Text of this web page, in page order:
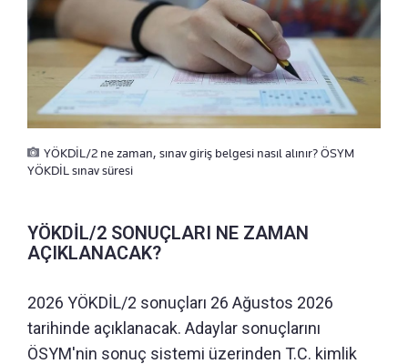
YÖKDİL/2 ne zaman, sınav giriş belgesi nasıl alınır? ÖSYM
YÖKDİL sınav süresi
YÖKDİL/2 SONUÇLARI NE ZAMAN
AÇIKLANACAK?
2026 YÖKDİL/2 sonuçları 26 Ağustos 2026
tarihinde açıklanacak. Adaylar sonuçlarını
ÖSYM'nin sonuç sistemi üzerinden T.C. kimlik